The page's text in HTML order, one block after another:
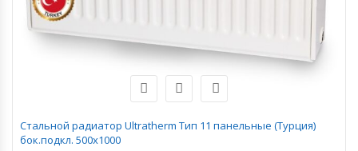
Стальной радиатор Ultratherm Тип 11 панельные (Турция)
бок.подкл. 500х1000